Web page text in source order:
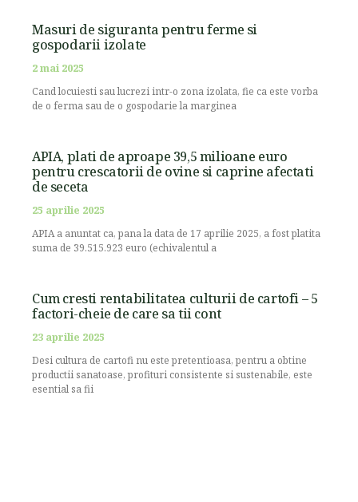
Masuri de siguranta pentru ferme si
gospodarii izolate
2 mai 2025
Cand locuiesti sau lucrezi intr-o zona izolata, fie ca este vorba
de o ferma sau de o gospodarie la marginea
APIA, plati de aproape 39,5 milioane euro
pentru crescatorii de ovine si caprine afectati
de seceta
25 aprilie 2025
APIA a anuntat ca, pana la data de 17 aprilie 2025, a fost platita
suma de 39.515.923 euro (echivalentul a
Cum cresti rentabilitatea culturii de cartofi – 5
factori-cheie de care sa tii cont
23 aprilie 2025
Desi cultura de cartofi nu este pretentioasa, pentru a obtine
productii sanatoase, profituri consistente si sustenabile, este
esential sa fii